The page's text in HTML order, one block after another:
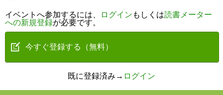
イベントへ参加するには、 ログイン もしくは読書メーター
への新規登録が必要です。
今すぐ登録する（無料）
既に登録済み→ ログイン